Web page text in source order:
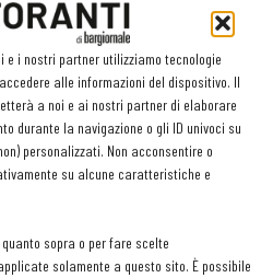
e i nostri partner utilizziamo tecnologie
alle informazioni del dispositivo. Il
a noi e ai nostri partner di elaborare
durante la navigazione o gli ID univoci su
personalizzati. Non acconsentire o
su alcune caratteristiche e
sopra o per fare scelte
solamente a questo sito. È possibile
di Bonduelle Food Service che
un’agricoltura e di
, per contribuire alla salute del
insito nella storia dell’azienda,
attento verso questi temi. Si
azioni quotidiane che
dal campo allo stabilimento,
ai professionisti della